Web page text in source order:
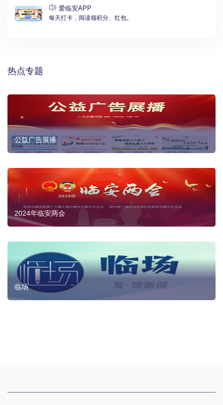
爱临安APP
每天打卡，阅读领积分、红包。
热点专题
公益广告展播
2024年临安两会
临场